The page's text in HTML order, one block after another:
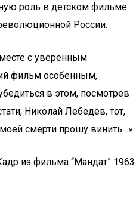
роль в детском фильме
России.
с уверенным
фильм особенным,
в этом, посмотрев
Николай Лебедев, тот,
смерти прошу винить…».
из фильма “Мандат” 1963